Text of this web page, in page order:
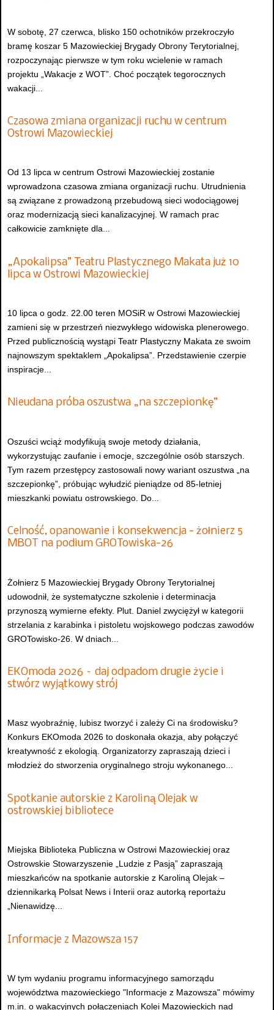
W sobotę, 27 czerwca, blisko 150 ochotników przekroczyło
bramę koszar 5 Mazowieckiej Brygady Obrony Terytorialnej,
rozpoczynając pierwsze w tym roku wcielenie w ramach
projektu „Wakacje z WOT”. Choć początek tegorocznych
wakacji...
Czasowa zmiana organizacji ruchu w centrum
Ostrowi Mazowieckiej
Od 13 lipca w centrum Ostrowi Mazowieckiej zostanie
wprowadzona czasowa zmiana organizacji ruchu. Utrudnienia
są związane z prowadzoną przebudową sieci wodociągowej
oraz modernizacją sieci kanalizacyjnej. W ramach prac
całkowicie zamknięte dla...
„Apokalipsa” Teatru Plastycznego Makata już 10
lipca w Ostrowi Mazowieckiej
10 lipca o godz. 22.00 teren MOSiR w Ostrowi Mazowieckiej
zamieni się w przestrzeń niezwykłego widowiska plenerowego.
Przed publicznością wystąpi Teatr Plastyczny Makata ze swoim
najnowszym spektaklem „Apokalipsa”. Przedstawienie czerpie
inspiracje...
Nieudana próba oszustwa „na szczepionkę”
Oszuści wciąż modyfikują swoje metody działania,
wykorzystując zaufanie i emocje, szczególnie osób starszych.
Tym razem przestępcy zastosowali nowy wariant oszustwa „na
szczepionkę”, próbując wyłudzić pieniądze od 85-letniej
mieszkanki powiatu ostrowskiego. Do...
Celność, opanowanie i konsekwencja - żołnierz 5
MBOT na podium GROTowiska-26
Żołnierz 5 Mazowieckiej Brygady Obrony Terytorialnej
udowodnił, że systematyczne szkolenie i determinacja
przynoszą wymierne efekty. Plut. Daniel zwyciężył w kategorii
strzelania z karabinka i pistoletu wojskowego podczas zawodów
GROTowisko-26. W dniach...
EKOmoda 2026 – daj odpadom drugie życie i
stwórz wyjątkowy strój
Masz wyobraźnię, lubisz tworzyć i zależy Ci na środowisku?
Konkurs EKOmoda 2026 to doskonała okazja, aby połączyć
kreatywność z ekologią. Organizatorzy zapraszają dzieci i
młodzież do stworzenia oryginalnego stroju wykonanego...
Spotkanie autorskie z Karoliną Olejak w
ostrowskiej bibliotece
Miejska Biblioteka Publiczna w Ostrowi Mazowieckiej oraz
Ostrowskie Stowarzyszenie „Ludzie z Pasją” zapraszają
mieszkańców na spotkanie autorskie z Karoliną Olejak –
dziennikarką Polsat News i Interii oraz autorką reportażu
„Nienawidzę...
Informacje z Mazowsza 157
W tym wydaniu programu informacyjnego samorządu
województwa mazowieckiego "Informacje z Mazowsza" mówimy
m.in. o wakacyjnych połączeniach Kolei Mazowieckich nad